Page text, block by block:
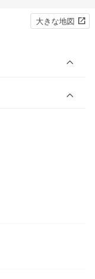
大きな地図